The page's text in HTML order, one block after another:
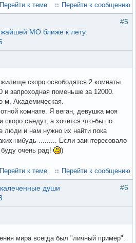
Перейти к теме Перейти к сообщению
#5
МО ближе к лету.
скоро освободятся 2 комнаты
и запроходная поменьше за 12000.
м. Академическая.
комнате. Я веган, девушка моя
скоро съедут, а хочется что-бы по
люди и нам нужно их найти пока
нибудь ......... Если заинтересовало
очень рад!
)
Перейти к теме Перейти к сообщению
#6
души
мира всегда был "личный пример".